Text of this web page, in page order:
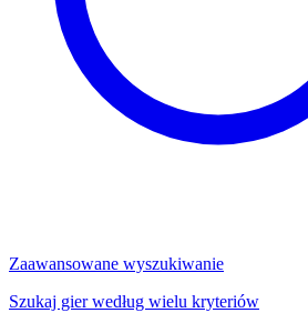
Zaawansowane wyszukiwanie
Szukaj gier według wielu kryteriów